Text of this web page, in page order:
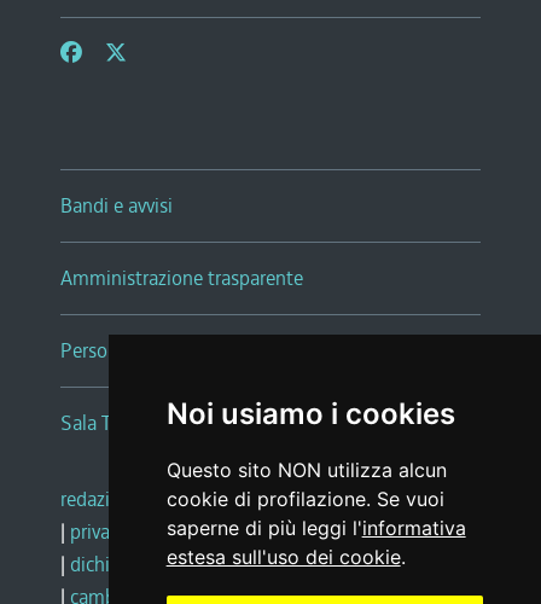
Noi usiamo i cookies
Questo sito NON utilizza alcun
cookie di profilazione. Se vuoi
saperne di più leggi l'informativa
estesa sull'uso dei cookie.
Bandi e avvisi
Amministrazione trasparente
Persone e Uffici
Sala Tiziano Tessitori
redazione web |note legali |glossario
| privacy
social media policy
| dichiarazione di accessibilità |feedback
| cambio preferenze cookie